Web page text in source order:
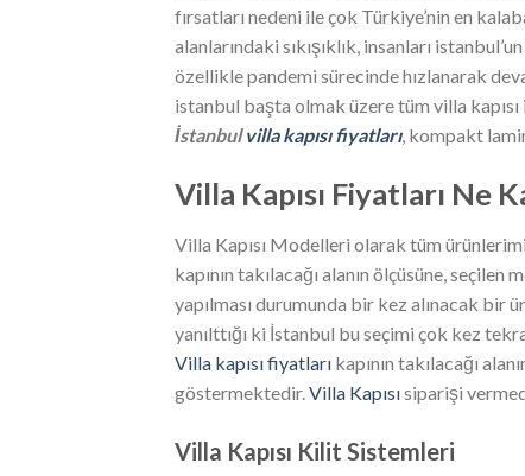
fırsatları nedeni ile çok Türkiye’nin en
alanlarındaki sıkışıklık, insanları
özellikle pandemi sürecinde hızlanarak
istanbul başta olmak üzere tüm villa
İstanbulvilla kapısı fiyatları, kompakt
Villa Kapısı Fiyatları Ne
Villa Kapısı Modelleri olarak tüm
kapının takılacağı alanın ölçüsüne,
yapılması durumunda bir kez alınacak bir
yanılttığı ki İstanbul bu seçimi çok kez
Villa kapısı fiyatları kapının takılacağı
göstermektedir.Villa Kapısısiparişi
Villa Kapısı Kilit Sistemleri